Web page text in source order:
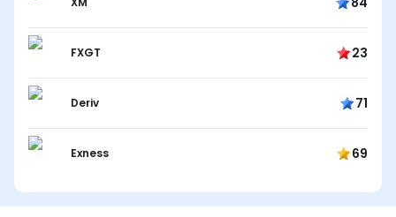
FXGT 23
Deriv 71
Exness 69